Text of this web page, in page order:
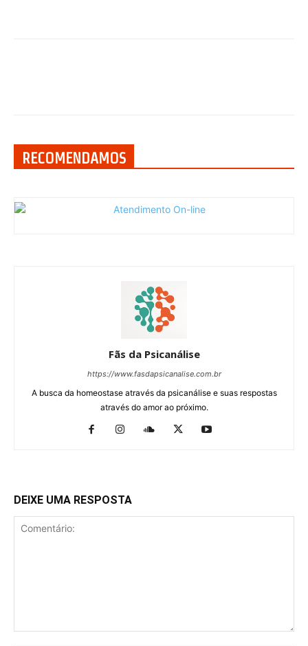
RECOMENDAMOS
Fãs da Psicanálise
https://www.fasdapsicanalise.com.br
A busca da homeostase através da psicanálise e suas respostas
através do amor ao próximo.
DEIXE UMA RESPOSTA